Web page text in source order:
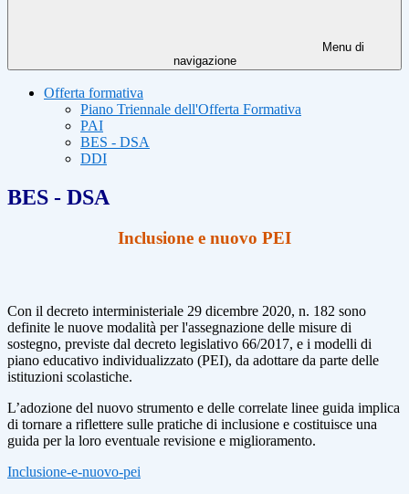
Menu di
navigazione
Offerta formativa
Piano Triennale dell'Offerta Formativa
PAI
BES - DSA
DDI
BES - DSA
Inclusione e nuovo PEI
Con il decreto interministeriale 29 dicembre 2020, n. 182 sono
definite le nuove modalità per l'assegnazione delle misure di
sostegno, previste dal decreto legislativo 66/2017, e i modelli di
piano educativo individualizzato (PEI), da adottare da parte delle
istituzioni scolastiche.
L’adozione del nuovo strumento e delle correlate linee guida implica
di tornare a riflettere sulle pratiche di inclusione e costituisce una
guida per la loro eventuale revisione e miglioramento.
Inclusione-e-nuovo-pei